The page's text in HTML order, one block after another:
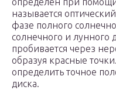
называется
фазе полного
солнечного и лунного
пробивается через
образуя красные
определить точное
диска.